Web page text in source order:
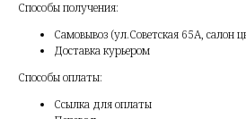
Способы получения:
Самовывоз (ул.Советская 65А, салон
Доставка курьером
Способы оплаты:
Ссылка для оплаты